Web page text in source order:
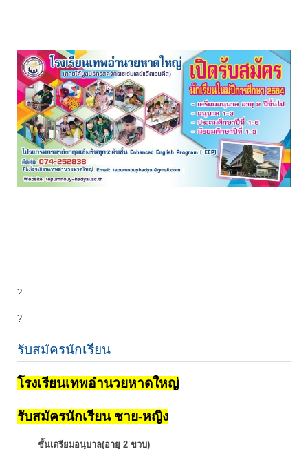
?
?
รับสมัครนักเรียน
โรงเรียนเทพอำนวยหาดใหญ่
รับสมัครนักเรียน ชาย-หญิง
ชั้นเตรียมอนุบาล(อายุ 2 ขวบ)